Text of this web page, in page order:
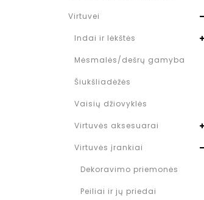
Virtuvei
Indai ir lėkštės
Mėsmalės/dešrų gamyba
Šiukšliadėžės
Vaisių džiovyklės
Virtuvės aksesuarai
Virtuvės įrankiai
Dekoravimo priemonės
Peiliai ir jų priedai